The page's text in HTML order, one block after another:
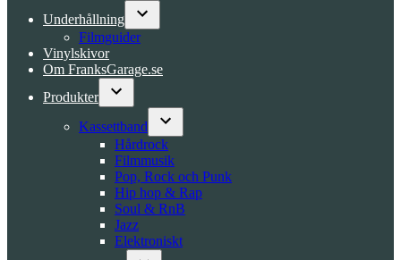
Underhållning
Open
Filmguider
Vinylskivor
Om FranksGarage.se
Produkter
Open
dropdown
menu
Kassettband
Open
dropdown
menu
Hårdrock
Filmmusik
Pop, Rock och Punk
Hip hop & Rap
Soul & RnB
Jazz
Elektroniskt